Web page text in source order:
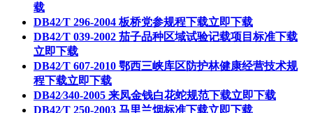
载
DB42∕T 296-2004 板桥党参规程下载立即下载
DB42∕T 039-2002 茄子品种区域试验记载项目标准下载
立即下载
DB42∕T 607-2010 鄂西三峡库区防护林健康经营技术规
程下载立即下载
DB42∕340-2005 来凤金钱白花蛇规范下载立即下载
DB42∕T 250-2003 马里兰烟标准下载立即下载